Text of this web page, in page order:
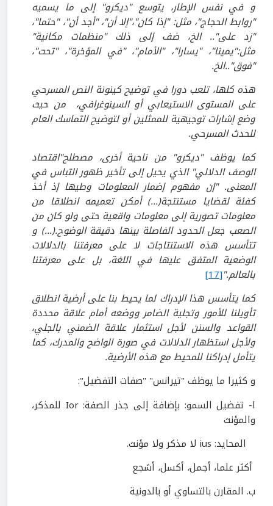
و في نفس الإطار، يتوسع "ديكرو" إلى ما يسميه
"روابط الحجاج"، مثل: "إذا كان"،"إلا أن"، "أجد أن"، "حتما"،
"زد على".. الخ، ضف إلى ذلك "منظمات مكانية"
مثل:"يمينا"، "يسارا"، "الأمام"، "في المؤخرة"، "تحت"،
"فوق"..الخ.
هذه كلها، تلعب دورا في توضيح كينونة النص المسرحي
على المستوى الاستيعابي أو السينوغرافي، من حيث
وضع إشارات توجيهية للممثلين أو لتوضيح التماسك العام
للحدث المسرحي.
كما يوظف "ديكرو" من ناحية أخرى، مصطلح"اقتصاد
الوصف الدلالي" الذي يحيل إلى تأخير ظهور التباس في
المعنى. "إن مفهوم إضمار المعلومات وطيها إذ أخذ
كفئة لقضايا مستنتجة(...) أمكن تعميمه انطلاقا من
معلومات تصورية إلى معلومات واقعية حتى ولو كان من
الصعب جعل الحدود الفاصلة بينها دقيقة الوضوح.(...) و
تتأسس هذه الاستنتاجات لا على معرفتنا بالدلالات
الوضعية المتفق عليها في اللغة، بل على معرفتنا
بالعالم."[17]
كما يتأسس هذا الإدراك لما يحيط بنا على أرضية انطلاق
تأويلنا للأمور وتجلية الضامر ووضعه أمام علاقة محددة
القواعد والسنن لأجل استثمار علاقة الضمني بالجلي،
ولأجل استظهار الدلالات في صورة الواضح والمدرك، كما
يتأمل إدراكنا للمحيط مع هذه الأرضية.
و كثيرا ما يوظف "تيرانس" "صفات التفضيل":
ا- تفضيل السمو: بإضافة إلى جذر الصفة: Ior للمذكر،
والمؤنث
المحايد: ius لا مذكر ولا مؤنث.
أكثر علما، أجمل، أكسل، أشجع
ب. المقارن بالتساوي أو بالدونية